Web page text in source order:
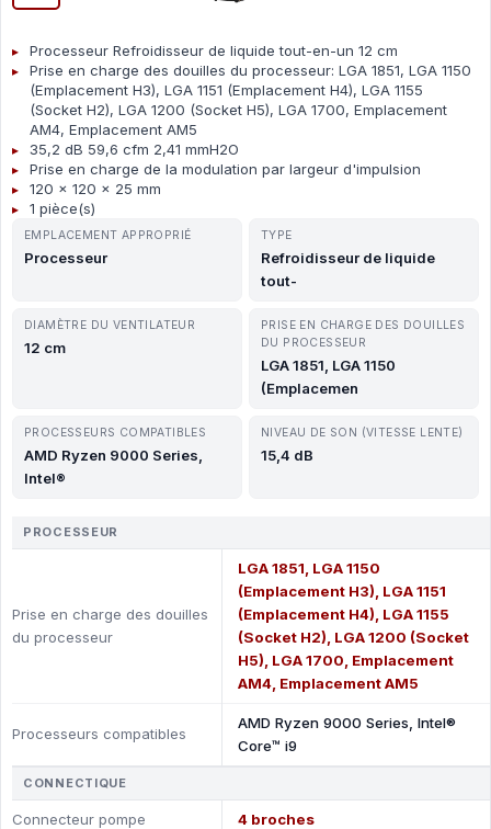
Processeur Refroidisseur de liquide tout-en-un 12 cm
Prise en charge des douilles du processeur: LGA 1851, LGA 1150
(Emplacement H3), LGA 1151 (Emplacement H4), LGA 1155
(Socket H2), LGA 1200 (Socket H5), LGA 1700, Emplacement
AM4, Emplacement AM5
35,2 dB 59,6 cfm 2,41 mmH2O
Prise en charge de la modulation par largeur d'impulsion
120 x 120 x 25 mm
1 pièce(s)
EMPLACEMENT APPROPRIÉ
Processeur
TYPE
Refroidisseur de liquide
tout-
DIAMÈTRE DU VENTILATEUR
12 cm
PRISE EN CHARGE DES DOUILLES
DU PROCESSEUR
LGA 1851, LGA 1150
(Emplacemen
PROCESSEURS COMPATIBLES
AMD Ryzen 9000 Series,
Intel®
NIVEAU DE SON (VITESSE LENTE)
15,4 dB
PROCESSEUR
Prise en charge des douilles
du processeur
LGA 1851, LGA 1150
(Emplacement H3), LGA 1151
(Emplacement H4), LGA 1155
(Socket H2), LGA 1200 (Socket
H5), LGA 1700, Emplacement
AM4, Emplacement AM5
Processeurs compatibles
AMD Ryzen 9000 Series, Intel®
Core™ i9
CONNECTIQUE
Connecteur pompe 4 broches